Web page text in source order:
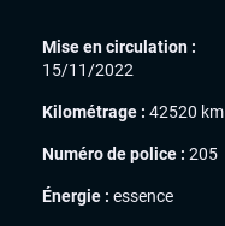
Mise en circulation :
15/11/2022
Kilométrage : 42520 km
Numéro de police : 205
Énergie : essence